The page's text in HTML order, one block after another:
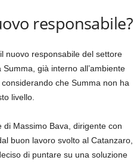
responsabile?
nuovo responsabile del settore
già interno all’ambiente
che Summa non ha
livello.
Massimo Bava, dirigente con
buon lavoro svolto al Catanzaro,
di puntare su una soluzione